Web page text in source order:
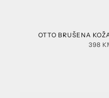
OTTO BRUŠENA
398